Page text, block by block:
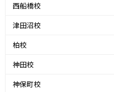
西船橋校
津田沼校
柏校
神田校
神保町校